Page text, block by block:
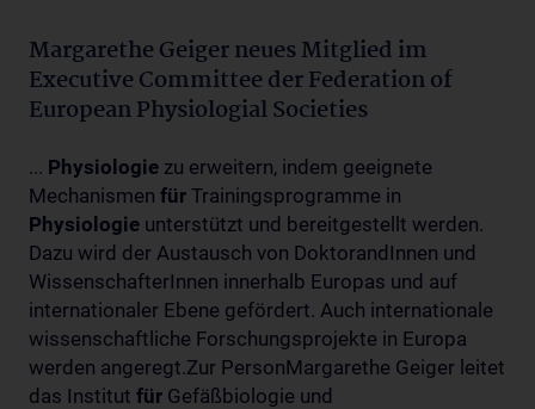
Margarethe Geiger neues Mitglied im
Executive Committee der Federation of
European Physiologial Societies
... Physiologie zu erweitern, indem geeignete
Mechanismen für Trainingsprogramme in
Physiologie unterstützt und bereitgestellt werden.
Dazu wird der Austausch von DoktorandInnen und
WissenschafterInnen innerhalb Europas und auf
internationaler Ebene gefördert. Auch internationale
wissenschaftliche Forschungsprojekte in Europa
werden angeregt.Zur PersonMargarethe Geiger leitet
das Institut für Gefäßbiologie und